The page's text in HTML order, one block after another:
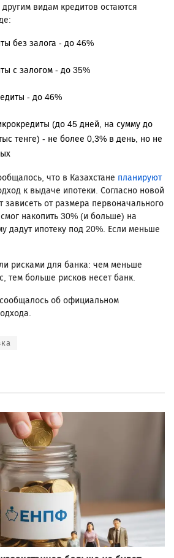
видам кредитов остаются
без залога - до 46%
с залогом - до 35%
- до 46%
(до 45 дней, на сумму до
тенге) - не более 0,3% в день, но не
что в Казахстане планируют
к выдаче ипотеки. Согласно новой
зависеть от размера первоначального
накопить 30% (и больше) на
дадут ипотеку под 20%. Если меньше
рисками для банка: чем меньше
тем больше рисков несет банк.
об официальном